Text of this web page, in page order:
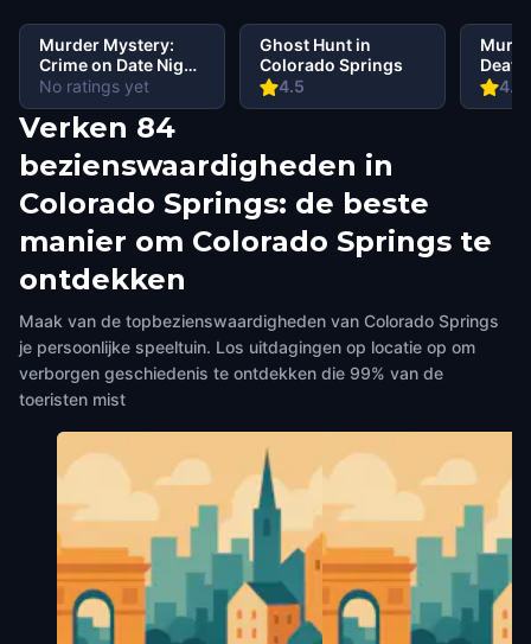
No ratings yet
Murder Mystery:
Crime on Date Night
in Downtown,
Colorado Springs
4.5
Ghost Hunt in
Colorado Springs
Verken 84
bezienswaardigheden in
Colorado Springs: de beste
manier om Colorado Springs te
ontdekken
Maak van de topbezienswaardigheden van Colorado Springs
je persoonlijke speeltuin. Los uitdagingen op locatie op om
verborgen geschiedenis te ontdekken die 99% van de
toeristen mist